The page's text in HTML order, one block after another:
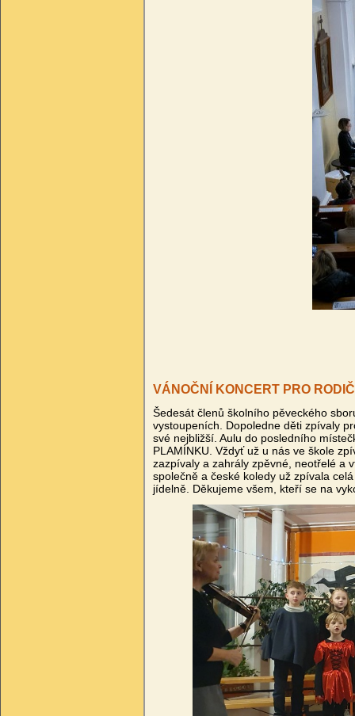
VÁNOČNÍ KONCERT PRO
Šedesát členů školního pěveckého
vystoupeních. Dopoledne děti zpívaly
své nejbližší. Aulu do posledního
PLAMÍNKU. Vždyť už u nás ve škole
zazpívaly a zahrály zpěvné, neotřelé a
společně a české koledy už zpívala
jídelně. Děkujeme všem, kteří se na